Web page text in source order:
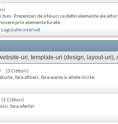
bun. Prezentari de site-uri ce detin elemente ale
prin elemente furate.
Legislatie internet
uri, template-uri (design, layout-
(3 Cititori)
fara afilieri, fara warez si altele ilicite.
(1 Cititori)
fara oferte!